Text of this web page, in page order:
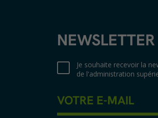
NEWSLETTER
Je souhaite recevoir la
de l'administration